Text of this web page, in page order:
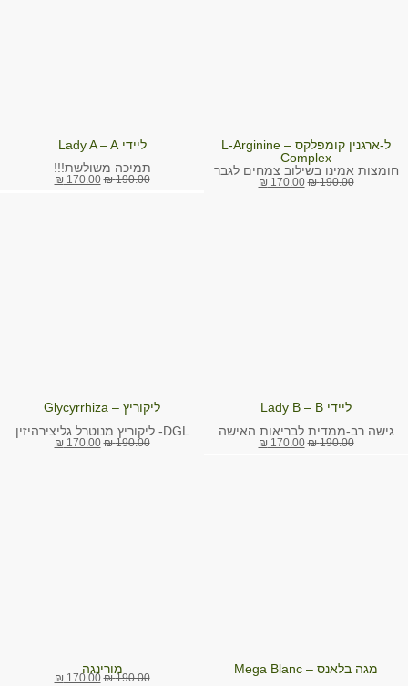
ל-ארגנין קומפלקס – L-Arginine
Complex
חומצות אמינו בשילוב צמחים לגבר
190.00
₪
170.00
₪
ליידי Lady A – A
תמיכה משולשת!!!
190.00
₪
170.00
₪
ליידי Lady B – B
גישה רב-ממדית לבריאות האישה
190.00
₪
170.00
₪
ליקוריץ – Glycyrrhiza
DGL- ליקוריץ מנוטרל גליצירהיזין
190.00
₪
170.00
₪
מגה בלאנס – Mega Blanc
מורינגה
190.00
₪
170.00
₪